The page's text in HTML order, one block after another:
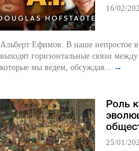
16/02/
Альберт Ефимов: В наше непростое
выходят горизонтальные связи
которые мы ведем, обсуждая... →
Роль
25/01/